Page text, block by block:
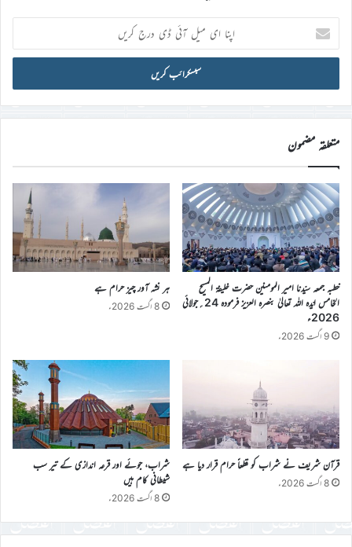
اپنا
ای
میل
ڈی
درج
کریں
متعلقہ مضمون
خطبہ جمعہ سیّدنا امیر المومنین حضرت خلیفۃ المسیح
الخامس ایّدہ اللہ تعالیٰ بنصرہ العزیز فرمودہ 24؍جولائی
2026ء
9 اگست 2026ء
ہر نشہ آور چیز حرام ہے
8 اگست 2026ء
قرآن شریف نے شراب کو قطعاً حرام قرار دیا ہے
8 اگست 2026ء
شراب، جوئے اور قرعہ اندازی کے تیر سب
شیطانی کام ہیں
8 اگست 2026ء